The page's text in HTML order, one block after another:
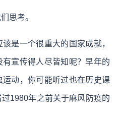
思考。
是一个很重大的国家成就，
宣传得人尽皆知呢？早年的
动，你可能听过也在历史课
1980年之前关于麻风防疫的